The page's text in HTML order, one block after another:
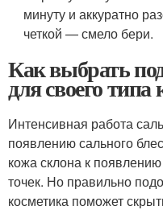
минуту и аккуратно
четкой — смело бери.
Как выбрать
для своего типа
Интенсивная работа
появлению сального
кожа склона к
точек. Но правильно
косметика поможет